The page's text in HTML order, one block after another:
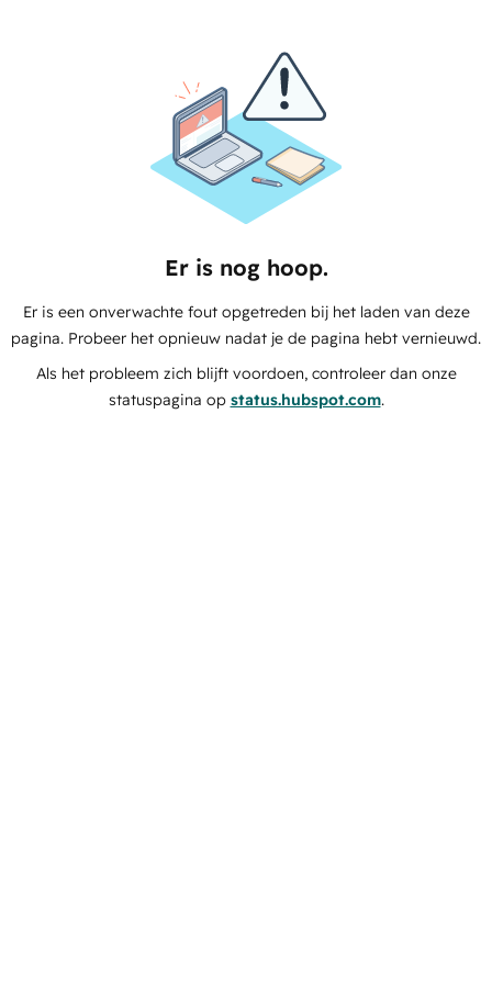
Er is nog hoop.
Er is een onverwachte fout opgetreden bij het laden van deze
pagina. Probeer het opnieuw nadat je de pagina hebt vernieuwd.
Als het probleem zich blijft voordoen, controleer dan onze
statuspagina op status.hubspot.com.